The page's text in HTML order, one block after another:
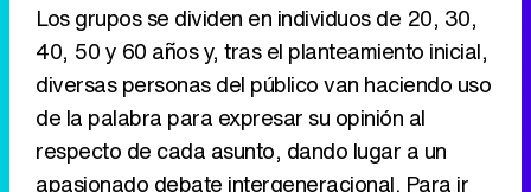
Los grupos se dividen en individuos de 20, 30,
40, 50 y 60 años y, tras el planteamiento inicial,
diversas personas del público van haciendo uso
de la palabra para expresar su opinión al
respecto de cada asunto, dando lugar a un
apasionado debate intergeneracional. Para ir